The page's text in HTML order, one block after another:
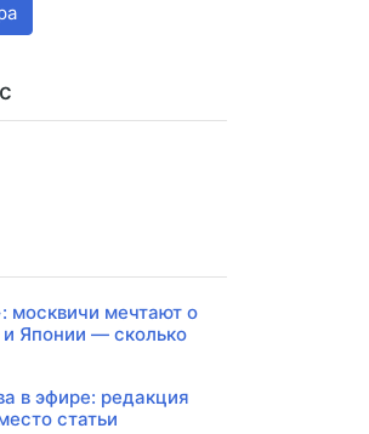
москвичи мечтают о
Японии — сколько
в эфире: редакция
статьи